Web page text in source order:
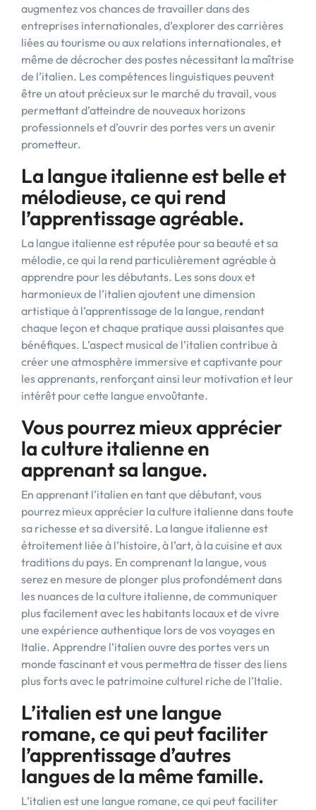
augmentez vos chances de travailler dans des
entreprises internationales, d’explorer des carrières
liées au tourisme ou aux relations internationales, et
même de décrocher des postes nécessitant la maîtrise
de l’italien. Les compétences linguistiques peuvent
être un atout précieux sur le marché du travail, vous
permettant d’atteindre de nouveaux horizons
professionnels et d’ouvrir des portes vers un avenir
prometteur.
La langue italienne est belle et
mélodieuse, ce qui rend
l’apprentissage agréable.
La langue italienne est réputée pour sa beauté et sa
mélodie, ce qui la rend particulièrement agréable à
apprendre pour les débutants. Les sons doux et
harmonieux de l’italien ajoutent une dimension
artistique à l’apprentissage de la langue, rendant
chaque leçon et chaque pratique aussi plaisantes que
bénéfiques. L’aspect musical de l’italien contribue à
créer une atmosphère immersive et captivante pour
les apprenants, renforçant ainsi leur motivation et leur
intérêt pour cette langue envoûtante.
Vous pourrez mieux apprécier
la culture italienne en
apprenant sa langue.
En apprenant l’italien en tant que débutant, vous
pourrez mieux apprécier la culture italienne dans toute
sa richesse et sa diversité. La langue italienne est
étroitement liée à l’histoire, à l’art, à la cuisine et aux
traditions du pays. En comprenant la langue, vous
serez en mesure de plonger plus profondément dans
les nuances de la culture italienne, de communiquer
plus facilement avec les habitants locaux et de vivre
une expérience authentique lors de vos voyages en
Italie. Apprendre l’italien ouvre des portes vers un
monde fascinant et vous permettra de tisser des liens
plus forts avec le patrimoine culturel riche de l’Italie.
L’italien est une langue
romane, ce qui peut faciliter
l’apprentissage d’autres
langues de la même famille.
L’italien est une langue romane, ce qui peut faciliter